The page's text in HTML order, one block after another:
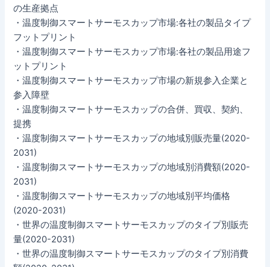
の生産拠点
・温度制御スマートサーモスカップ市場:各社の製品タイプ
フットプリント
・温度制御スマートサーモスカップ市場:各社の製品用途フ
ットプリント
・温度制御スマートサーモスカップ市場の新規参入企業と
参入障壁
・温度制御スマートサーモスカップの合併、買収、契約、
提携
・温度制御スマートサーモスカップの地域別販売量(2020-
2031)
・温度制御スマートサーモスカップの地域別消費額(2020-
2031)
・温度制御スマートサーモスカップの地域別平均価格
(2020-2031)
・世界の温度制御スマートサーモスカップのタイプ別販売
量(2020-2031)
・世界の温度制御スマートサーモスカップのタイプ別消費